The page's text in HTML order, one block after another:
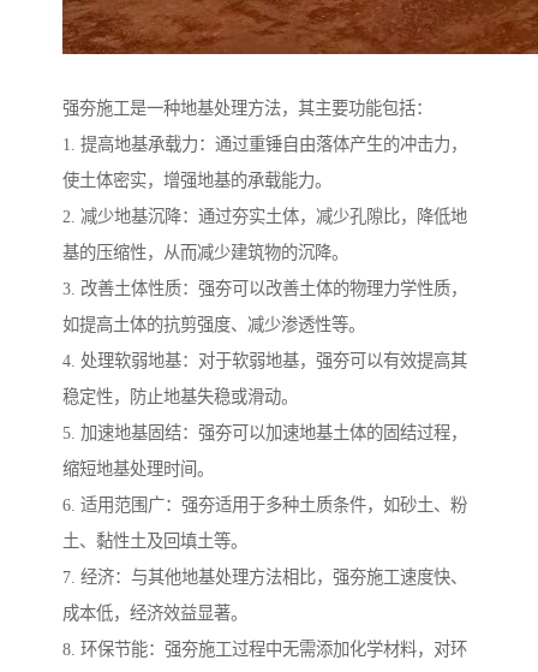
强夯施工是一种地基处理方法，其主要功能包括：
1. 提高地基承载力：通过重锤自由落体产生的冲击力，
使土体密实，增强地基的承载能力。
2. 减少地基沉降：通过夯实土体，减少孔隙比，降低地
基的压缩性，从而减少建筑物的沉降。
3. 改善土体性质：强夯可以改善土体的物理力学性质，
如提高土体的抗剪强度、减少渗透性等。
4. 处理软弱地基：对于软弱地基，强夯可以有效提高其
稳定性，防止地基失稳或滑动。
5. 加速地基固结：强夯可以加速地基土体的固结过程，
缩短地基处理时间。
6. 适用范围广：强夯适用于多种土质条件，如砂土、粉
土、黏性土及回填土等。
7. 经济：与其他地基处理方法相比，强夯施工速度快、
成本低，经济效益显著。
8. 环保节能：强夯施工过程中无需添加化学材料，对环